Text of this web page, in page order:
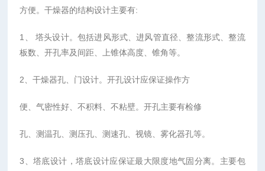
方便。干燥器的结构设计主要有:
1、 塔头设计。包括进风形式、进风管直径、整流形式、整流
板数、开孔率及间距、上锥体高度、锥角等。
2、干燥器孔、门设计。开孔设计应保证操作方
便、气密性好、不积料、不粘壁。开孔主要有检修
孔、测温孔、测压孔、测速孔、视镜、雾化器孔等。
3、塔底设计，塔底设计应保证最大限度地气固分离。主要包